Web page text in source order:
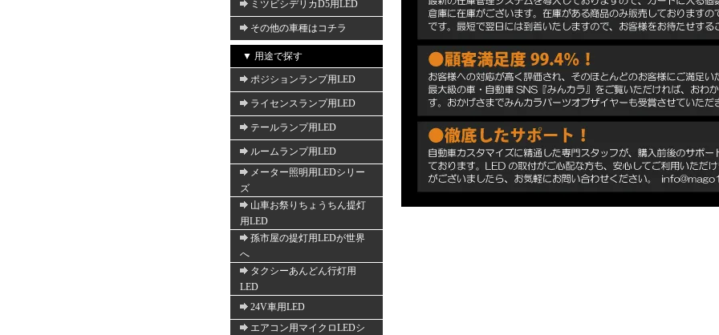
ミツビシデリカD5用LED
その他の車種はコチラ
▼ 用途で探す
ポジションランプ用LED
ライセンスランプ用LED
テールランプ用LED
ルームランプ用LED
メーター照明用LEDシリー
ズ
山車お祭りちょうちん提灯
用LED
孫市屋の提灯用LEDが世界
へ
タクシーあんどん行灯用
LED
24V車用LED
エアコン用マイクロLEDシ